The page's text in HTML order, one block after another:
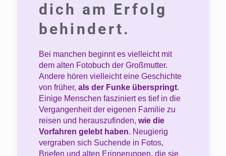
dich am Erfolg
behindert.
Bei manchen beginnt es vielleicht mit
dem alten Fotobuch der Großmutter.
Andere hören vielleicht eine Geschichte
von früher, als der Funke überspringt.
Einige Menschen fasziniert es tief in die
Vergangenheit der eigenen Familie zu
reisen und herauszufinden, wie die
Vorfahren gelebt haben. Neugierig
vergraben sich Suchende in Fotos,
Briefen und alten Erinnerungen, die sie